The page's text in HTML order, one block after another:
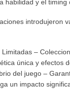
habilidad y el timing
introdujeron
Limitadas –
única y efectos
del juego –
un impacto